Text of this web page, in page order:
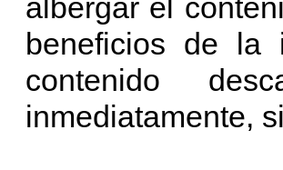
beneficios de la
contenido
inmediatamente,